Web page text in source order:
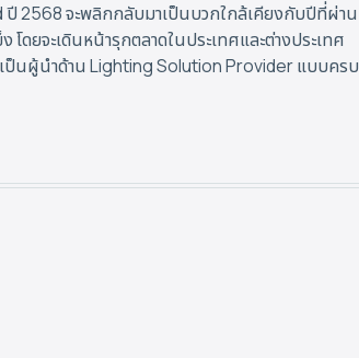
ปี 2568 จะพลิกกลับมาเป็นบวกใกล้เคียงกับปีที่ผ่าน
ยจะเดินหน้ารุกตลาดในประเทศและต่างประเทศ
ป็นผู้นำด้าน Lighting Solution Provider แบบครบ